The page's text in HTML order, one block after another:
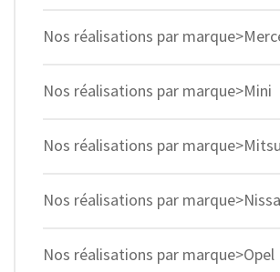
Nos réalisations par
Nos réalisations par marque>Mini
Nos réalisations par
Nos réalisations par
Nos réalisations par marque>Opel